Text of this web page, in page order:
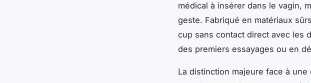
médical à insérer dans le vagin,
geste. Fabriqué en matériaux
cup sans contact direct avec les
des premiers essayages ou en
La distinction majeure face à